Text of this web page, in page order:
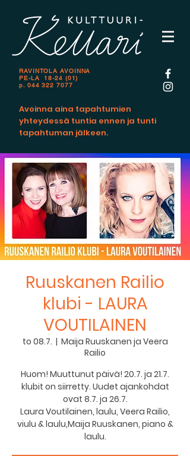
RAVINTOLA AVOINNA
PE-LA 18-24 (01)
p. 044 322 7077
Avoinna aina tapahtumien
yhteydessä tuntia ennen ja tunti
tapahtuman jälkeen.
Ruuskanen Railio
klubi - LAURA
VOUTILAINEN
to 08.7.
  |
Maija Ruuskanen ja Veera
Railio
Huom! Muuttunut päivä! 20.7. ja 21.7.
klubit on siirretty. Uudet ajankohdat
ovat 8.7. ja 26.7.
Laura Voutilainen, laulu, Veera Railio,
viulu & laulu,Maija Ruuskanen, piano &